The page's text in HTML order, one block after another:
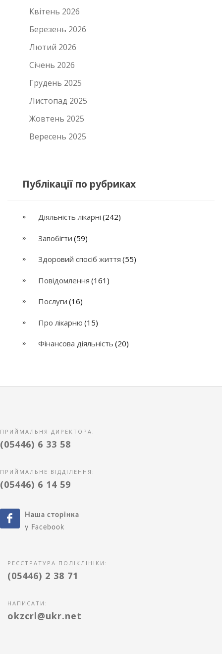
Квітень 2026
Березень 2026
Лютий 2026
Січень 2026
Грудень 2025
Листопад 2025
Жовтень 2025
Вересень 2025
Публікації по рубриках
Діяльність лікарні (242)
Запобігти (59)
Здоровий спосіб життя (55)
Повідомлення (161)
Послуги (16)
Про лікарню (15)
Фінансова діяльність (20)
ПРИЙМАЛЬНЯ ДИРЕКТОРА:
(05446) 6 33 58
ПРИЙМАЛЬНЕ ВІДДІЛЕННЯ:
(05446) 6 14 59
Наша сторінка
у Facebook
РЕЄСТРАТУРА ПОЛІКЛІНІКИ:
(05446) 2 38 71
НАПИСАТИ:
okzcrl@ukr.net